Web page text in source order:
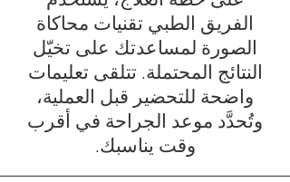
الفريق الطبي تقنيات محاكاة
الصورة لمساعدتك على تخيّل
النتائج المحتملة. تتلقى تعليمات
واضحة للتحضير قبل العملية،
وتُحدَّد موعد الجراحة في أقرب
وقت يناسبك.